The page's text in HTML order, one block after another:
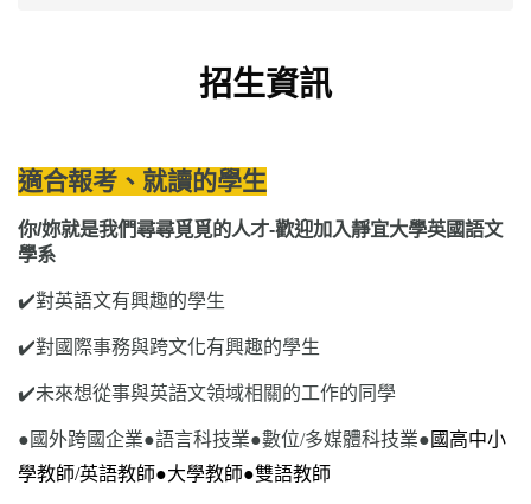
招生資訊
適合報考、就讀的學生
你/妳就是我們尋尋覓覓的人才-歡迎加入靜宜大學英國語文
學系
✔️對英語文有興趣的學生
✔️對國際事務與跨文化有興趣的學生
✔️未來想從事與英語文領域相關的工作的同學
●國外跨國企業●語言科技業●數位/多媒體科技業● 國高中小
學教師/英語教師●大學教師●雙語教師